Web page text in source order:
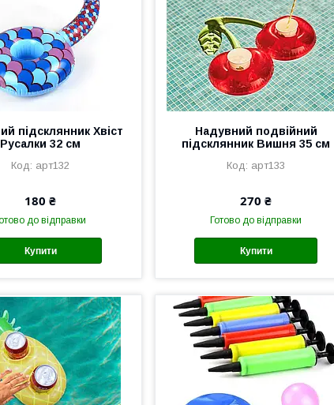
підсклянник Хвіст
Русалки 32 см
арт132
180 ₴
до відправки
Купити
Надувний подвійний
підсклянник Вишня 35 см
арт133
270 ₴
Готово до відправки
Купити